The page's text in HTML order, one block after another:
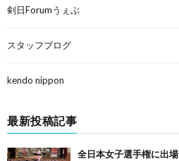
剣日Forumうぇぶ
スタッフブログ
kendo nippon
最新投稿記事
全日本女子選手権に出場